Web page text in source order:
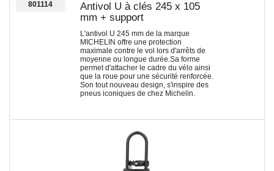
801114
Antivol U à clés 245 x 105
mm + support
L'antivol U 245 mm de la marque
MICHELIN offre une protection
maximale contre le vol lors d'arrêts de
moyenne ou longue durée.Sa forme
permet d'attacher le cadre du vélo ainsi
que la roue pour une sécurité renforcée.
Son tout nouveau design, s'inspire des
pneus iconiques de chez Michelin.